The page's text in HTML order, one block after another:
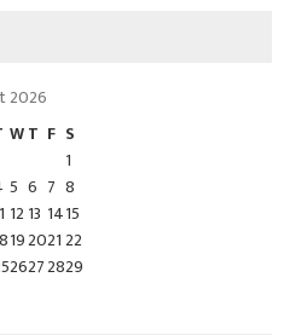
2026
WT F S
1
5 6 7 8
12 13 1415
19202122
26272829